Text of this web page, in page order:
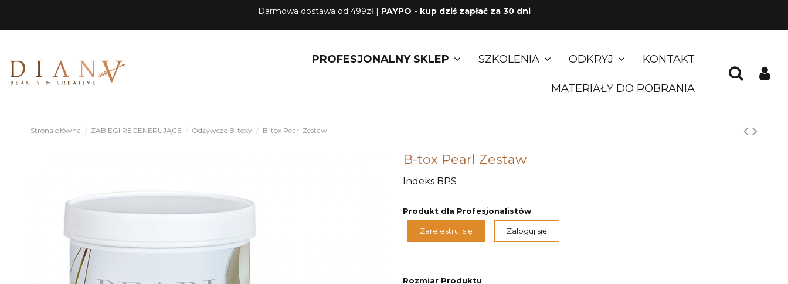
Darmowa dostawa od 499zł | PAYPO - kup dziś zapłać za 30 dni
PROFESJONALNY SKLEP SZKOLENIA ODKRYJ KONTAKT
MATERIAŁY DO POBRANIA
Strona główna ZABIEGI REGENERUJĄCE Odżywcze B-toxy B-tox Pearl Zestaw
B-tox Pearl Zestaw
Indeks BPS
Produkt dla Profesjonalistów
Zarejestruj się Zaloguj się
Rozmiar Produktu